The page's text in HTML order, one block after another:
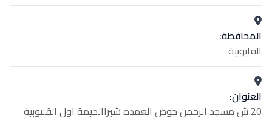
المحافظة:
القليوبية
العنوان:
20 ش مسجد الرحمن حوض العمده شبراالخيمة اول القليوبية